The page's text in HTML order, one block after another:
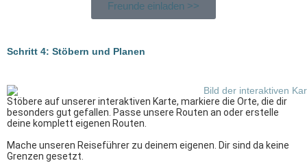
Freunde einladen >>
Schritt 4: Stöbern und Planen
Stöbere auf unserer interaktiven Karte, markiere die Orte, die dir
besonders gut gefallen. Passe unsere Routen an oder erstelle
deine komplett eigenen Routen.
Mache unseren Reiseführer zu deinem eigenen. Dir sind da keine
Grenzen gesetzt.